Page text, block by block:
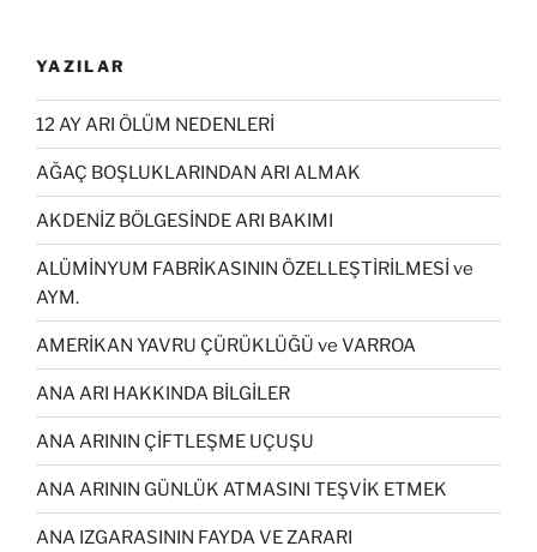
YAZILAR
12 AY ARI ÖLÜM NEDENLERİ
AĞAÇ BOŞLUKLARINDAN ARI ALMAK
AKDENİZ BÖLGESİNDE ARI BAKIMI
ALÜMİNYUM FABRİKASININ ÖZELLEŞTİRİLMESİ ve
AYM.
AMERİKAN YAVRU ÇÜRÜKLÜĞÜ ve VARROA
ANA ARI HAKKINDA BİLGİLER
ANA ARININ ÇİFTLEŞME UÇUŞU
ANA ARININ GÜNLÜK ATMASINI TEŞVİK ETMEK
ANA IZGARASININ FAYDA VE ZARARI